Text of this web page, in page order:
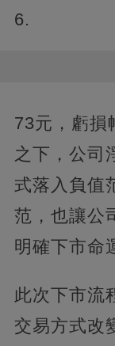
6.
73元，虧損
之下，公司
式落入負值
范，也讓公
明確下市命
此次下市流
交易方式改